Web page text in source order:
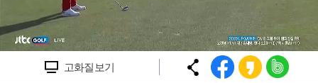
고화질보기